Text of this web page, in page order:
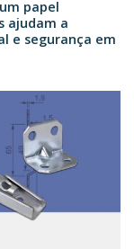
papel
ajudam a
e segurança em